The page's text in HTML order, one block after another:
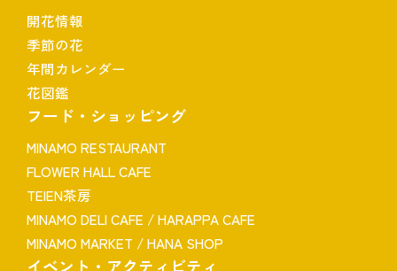
開花情報
季節の花
年間カレンダー
花図鑑
フード・ショッピング
MINAMO RESTAURANT
FLOWER HALL CAFE
TEIEN茶房
MINAMO DELI CAFE / HARAPPA CAFE
MINAMO MARKET / HANA SHOP
イベント・アクティビティ